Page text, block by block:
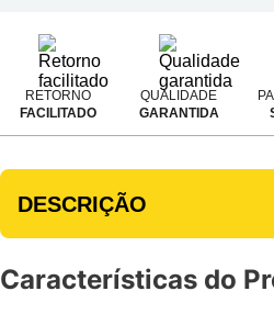
RETORNO
FACILITADO
QUALIDADE
GARANTIDA
DESCRIÇÃO
Características do